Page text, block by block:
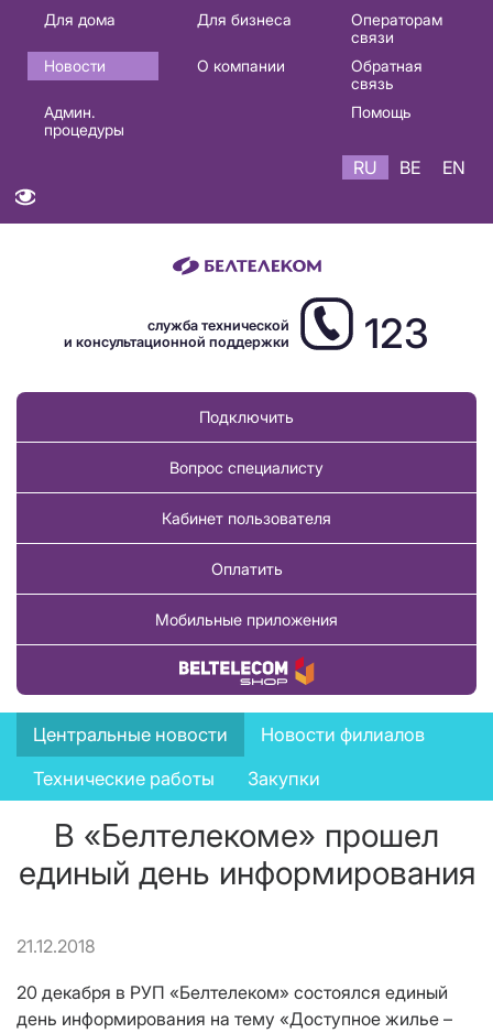
Основная
навигация
RU
Для дома Для бизнеса
Операторам
связи
Новости
О компании
Обратная
связь
Админ.
процедуры
Помощь
RU BE EN
служба технической
и консультационной поддержки
123
Подключить
Вопрос специалисту
Кабинет пользователя
Оплатить
Мобильные приложения
Купить товар
News
menu
Центральные новости
Новости филиалов
Технические работы
Закупки
В «Белтелекоме» прошел
единый день информирования
21.12.2018
20 декабря в РУП «Белтелеком» состоялся единый
день информирования на тему «Доступное жилье –